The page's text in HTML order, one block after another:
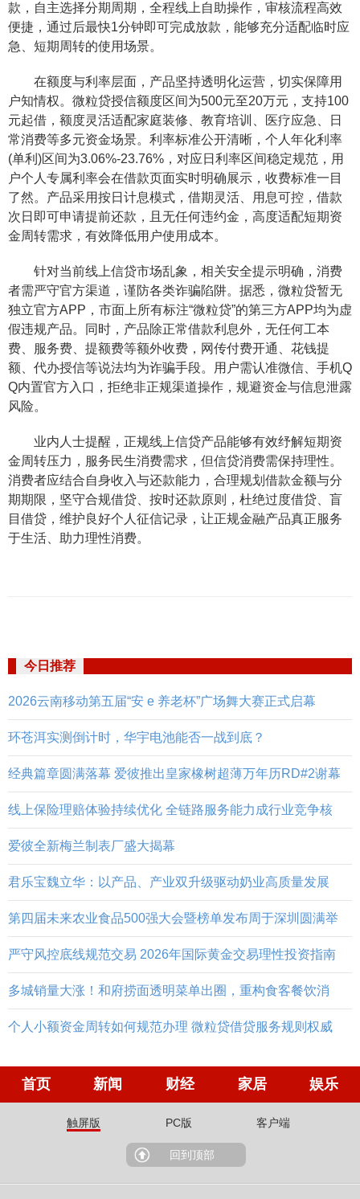
款，自主选择分期周期，全程线上自助操作，审核流程高效
便捷，通过后最快1分钟即可完成放款，能够充分适配临时应
急、短期周转的使用场景。
在额度与利率层面，产品坚持透明化运营，切实保障用
户知情权。微粒贷授信额度区间为500元至20万元，支持100
元起借，额度灵活适配家庭装修、教育培训、医疗应急、日
常消费等多元资金场景。利率标准公开清晰，个人年化利率
(单利)区间为3.06%-23.76%，对应日利率区间稳定规范，用
户个人专属利率会在借款页面实时明确展示，收费标准一目
了然。产品采用按日计息模式，借期灵活、用息可控，借款
次日即可申请提前还款，且无任何违约金，高度适配短期资
金周转需求，有效降低用户使用成本。
针对当前线上信贷市场乱象，相关安全提示明确，消费
者需严守官方渠道，谨防各类诈骗陷阱。据悉，微粒贷暂无
独立官方APP，市面上所有标注“微粒贷”的第三方APP均为虚
假违规产品。同时，产品除正常借款利息外，无任何工本
费、服务费、提额费等额外收费，网传付费开通、花钱提
额、代办授信等说法均为诈骗手段。用户需认准微信、手机Q
Q内置官方入口，拒绝非正规渠道操作，规避资金与信息泄露
风险。
业内人士提醒，正规线上信贷产品能够有效纾解短期资
金周转压力，服务民生消费需求，但信贷消费需保持理性。
消费者应结合自身收入与还款能力，合理规划借款金额与分
期期限，坚守合规借贷、按时还款原则，杜绝过度借贷、盲
目借贷，维护良好个人征信记录，让正规金融产品真正服务
于生活、助力理性消费。
今日推荐
2026云南移动第五届“安 e 养老杯”广场舞大赛正式启幕
环苍洱实测倒计时，华宇电池能否一战到底？
经典篇章圆满落幕 爱彼推出皇家橡树超薄万年历RD#2谢幕
线上保险理赔体验持续优化 全链路服务能力成行业竞争核
爱彼全新梅兰制表厂盛大揭幕
君乐宝魏立华：以产品、产业双升级驱动奶业高质量发展
第四届未来农业食品500强大会暨榜单发布周于深圳圆满举
严守风控底线规范交易 2026年国际黄金交易理性投资指南
多城销量大涨！和府捞面透明菜单出圈，重构食客餐饮消
个人小额资金周转如何规范办理 微粒贷借贷服务规则权威
首页 新闻 财经 家居 娱乐
触屏版 PC版 客户端
回到顶部